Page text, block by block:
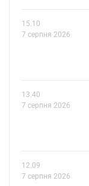
15.10
7 серпня 2026
13.40
7 серпня 2026
12.09
7 серпня 2026